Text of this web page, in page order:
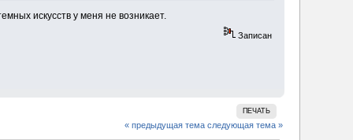
искусств у меня не возникает.
Записан
ПЕЧАТЬ
« предыдущая тема следующая тема »